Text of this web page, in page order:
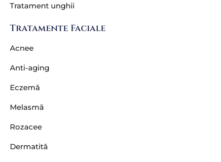
Tratament unghii
Tratamente Faciale
Acnee
Anti-aging
Eczemă
Melasmă
Rozacee
Dermatită